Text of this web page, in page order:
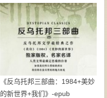
《反乌托邦三部曲：1984+美妙
的新世界+我们》-epub